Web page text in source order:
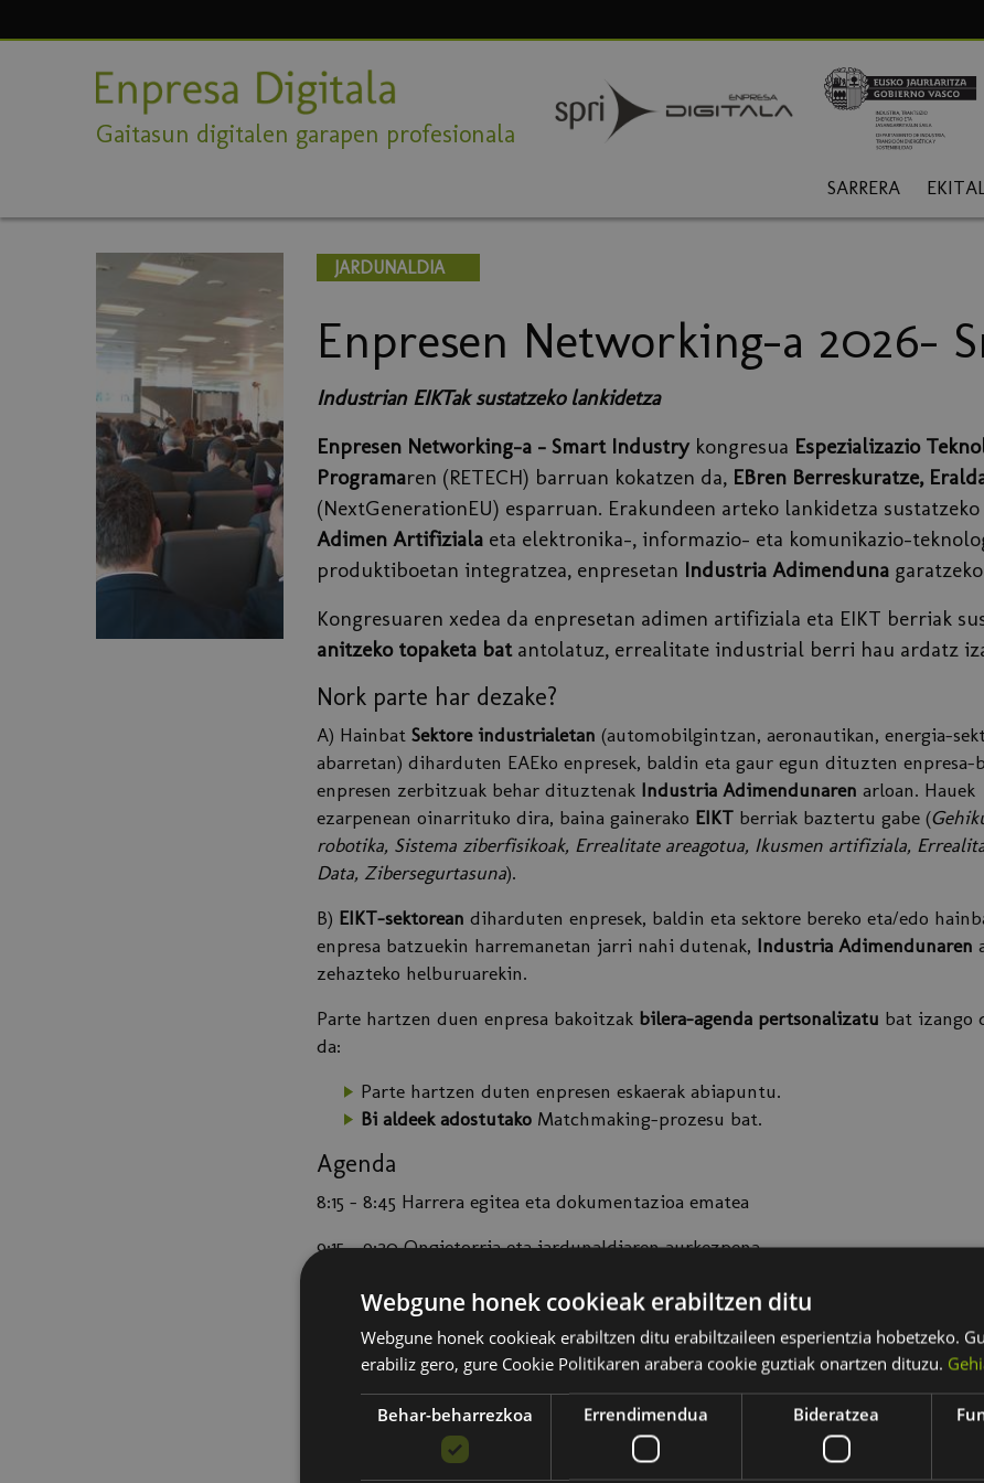
Gaitasun digitalen garapen profesionala
SARRERA
JARDUNALDIA
Enpresen Networking-a 2026-
Industrian EIKTak sustatzeko lankidetza
Enpresen Networking-a - Smart Industrykongresua Espezializazio
Programaren (RETECH) barruan kokatzen da, EBren Berreskuratze,
(NextGenerationEU) esparruan. Erakundeen arteko lankidetza
Adimen Artifiziala eta elektronika-, informazio- eta komunikazio-
produktiboetan integratzea, enpresetan Industria Adimenduna
Kongresuaren xedea da enpresetan adimen artifiziala eta EIKT berriak
anitzeko topaketa batantolatuz, errealitate industrial berri hau ardatz
Nork parte har dezake?
A) Hainbat Sektore industrialetan (automobilgintzan, aeronautikan, energia-
abarretan) diharduten EAEko enpresek, baldin eta gaur egun dituzten enpresa-
enpresen zerbitzuak behar dituztenak Industria Adimendunaren arloan.
ezarpenean oinarrituko dira, baina gainerako EIKT berriak baztertu gabe (
robotika, Sistema ziberfisikoak, Errealitate areagotua, Ikusmen artifiziala,
Data, Zibersegurtasuna).
B) EIKT-sektorean diharduten enpresek, baldin eta sektore bereko eta/edo
enpresa batzuekin harremanetan jarri nahi dutenak, Industria Adimendunaren
zehazteko helburuarekin.
Parte hartzen duen enpresa bakoitzak bilera-agenda pertsonalizatu bat izango
da:
Parte hartzen duten enpresen eskaerak abiapuntu.
Bi aldeek adostutako Matchmaking-prozesu bat.
Agenda
8:15 - 8:45 Harrera egitea eta dokumentazioa ematea
9:15 - 9:20 Ongietorria eta jardunaldiaren aurkezpena.
9:20 - 9:30
Industria, Trantsizio Energetiko eta Jasangarritasuneko sailburua
9:35 - 9:50BidaIA: nola lagundu enpresei adimen artifiziala hartzen
Elixabete Garcia, Eusko Jaurlaritzako Eraldaketa Digitaleko zuzendaria.
9:55 -10:05Balio-katean adimen artifizialean aurrera egitea
Webgune honek cookieak erabiltzen ditu
Webgune honek cookieak erabiltzen ditu erabiltzaileen esperientzia hobetzeko.
erabiliz gero, gure Cookie Politikaren arabera cookie guztiak onartzen dituzu.
Behar-beharrezkoa Errendimendua Bideratzea